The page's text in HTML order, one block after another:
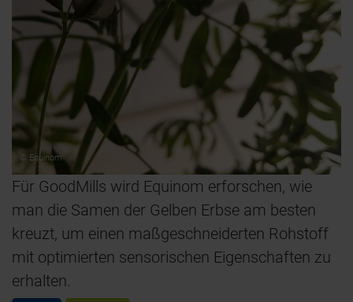
© Equinom
Für GoodMills wird Equinom erforschen, wie
man die Samen der Gelben Erbse am besten
kreuzt, um einen maßgeschneiderten Rohstoff
mit optimierten sensorischen Eigenschaften zu
erhalten.